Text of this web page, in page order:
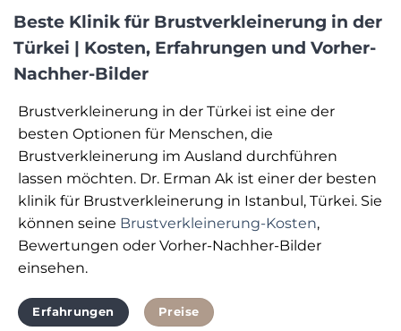
Beste Klinik für Brustverkleinerung in der
Türkei | Kosten, Erfahrungen und Vorher-
Nachher-Bilder
Brustverkleinerung in der Türkei ist eine der
besten Optionen für Menschen, die
Brustverkleinerung im Ausland durchführen
lassen möchten. Dr. Erman Ak ist einer der besten
klinik für Brustverkleinerung in Istanbul, Türkei. Sie
können seine Brustverkleinerung-Kosten,
Bewertungen oder Vorher-Nachher-Bilder
einsehen.
Erfahrungen Preise